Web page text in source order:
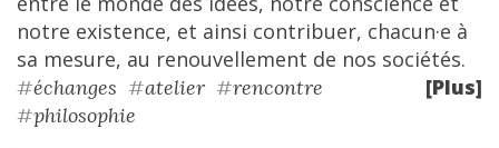
notre existence, et ainsi contribuer, chacun·e à
sa mesure, au renouvellement de nos sociétés.
[Plus]
#échanges #atelier #rencontre
#philosophie